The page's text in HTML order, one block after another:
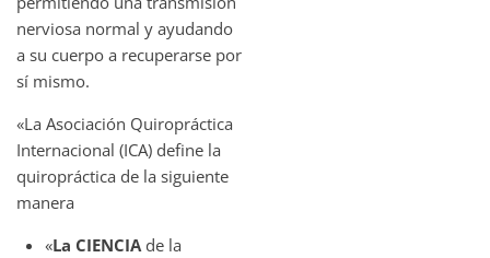
nerviosa normal y ayudando
a su cuerpo a recuperarse por
sí mismo.
«La Asociación Quiropráctica
Internacional (ICA) define la
quiropráctica de la siguiente
manera
«La CIENCIAde la